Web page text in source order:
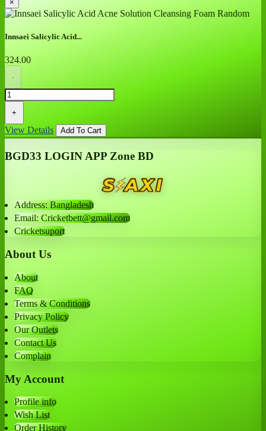
×
Innsaei Salicylic Acid...
324.00
-
+
View Details Add To Cart
BGD33 LOGIN APP Zone BD
Address: Bangladesh
Email: Cricketbett@gmail.com
Cricketsuport
About Us
About
FAQ
Terms & Conditions
Privacy Policy
Our Outlets
Contact Us
Complain
My Account
Profile info
Wish List
Order History